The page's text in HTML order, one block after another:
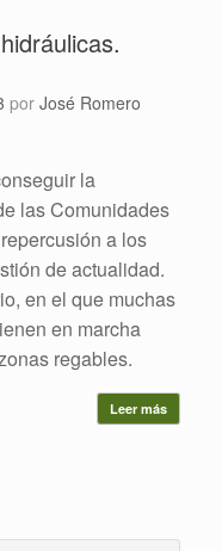
por José Romero
la
las Comunidades
a los
de actualidad.
en el que muchas
en marcha
regables.
Leer más